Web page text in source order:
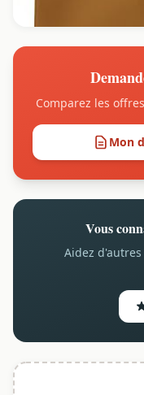
Comparez les
Mon
Vous
Aidez